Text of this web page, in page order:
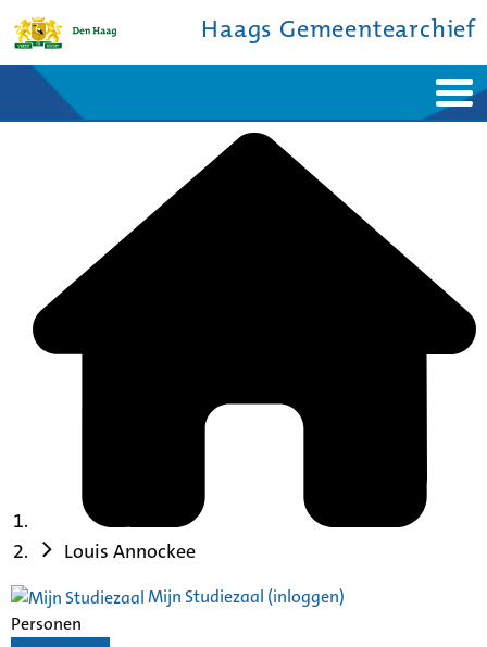
Haags Gemeentearchief
Bronnen en collecties
Louis Annockee
Mijn Studiezaal (inloggen)
Personen